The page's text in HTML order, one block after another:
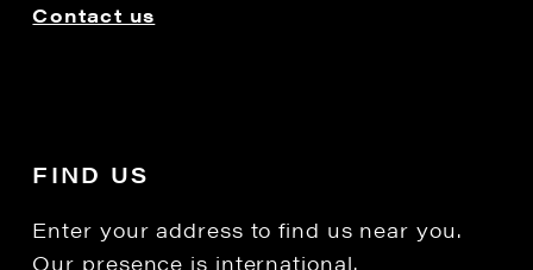
Contact us
FIND US
Enter your address to find us near you.
Our presence is international.